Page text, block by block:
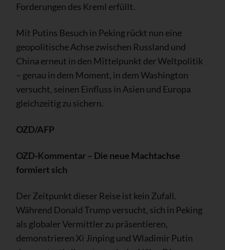
Forderungen des Kreml erfüllt.
Mit Putins Besuch in Peking rückt nun eine
geopolitische Achse zwischen Russland und
China erneut in den Mittelpunkt der Weltpolitik
– genau in dem Moment, in dem Washington
versucht, seinen Einfluss in Asien und Europa
gleichzeitig zu sichern.
OZD/AFP
OZD-Kommentar – Die neue Machtachse
formiert sich
Der Zeitpunkt dieser Reise ist kein Zufall.
Während Donald Trump versucht, sich in Peking
als globaler Vermittler zu präsentieren,
demonstrieren Xi Jinping und Wladimir Putin